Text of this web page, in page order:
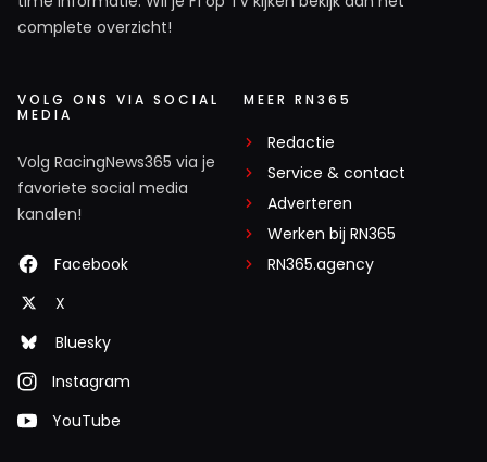
complete overzicht!
VOLG ONS VIA SOCIAL
MEDIA
Volg RacingNews365 via je
favoriete social media
kanalen!
Facebook
X
Bluesky
Instagram
YouTube
MEER RN365
Redactie
Service & contact
Adverteren
Werken bij RN365
RN365.agency